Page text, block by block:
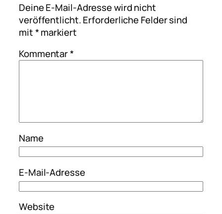
Deine E-Mail-Adresse wird nicht
veröffentlicht.Erforderliche Felder sind
mit*markiert
Kommentar*
Name
E-Mail-Adresse
Website